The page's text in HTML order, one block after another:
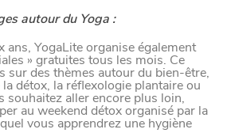
autour du Yoga :
ans, YogaLite organise également
» gratuites tous les mois. Ce
sur des thèmes autour du bien-être,
détox, la réflexologie plantaire ou
souhaitez aller encore plus loin,
au weekend détox organisé par la
vous apprendrez une hygiène